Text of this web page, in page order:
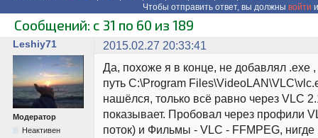
Чтобы отправить ответ, вы должны войти
Сообщений: с 31 по 60 из 189
Leshiy71 2015.02.27 20:33:41
Модератор
Неактивен
Да, похоже я в конце, не добавлял .exe ,
путь C:\Program
нашёлся, только всё равно через VLC
показывает. Пробовал через профили
поток) и Фильмы - VLC - FFMPEG, нигде